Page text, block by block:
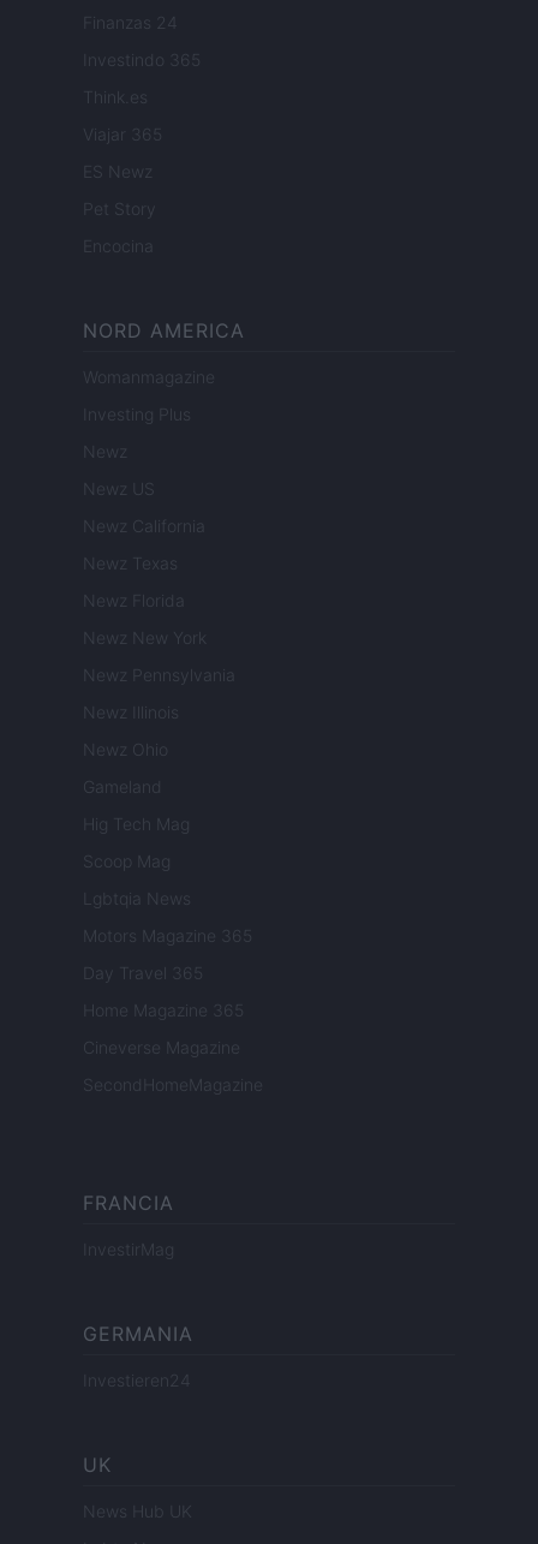
Finanzas 24
Investindo 365
Think.es
Viajar 365
ES Newz
Pet Story
Encocina
NORD AMERICA
Womanmagazine
Investing Plus
Newz
Newz US
Newz California
Newz Texas
Newz Florida
Newz New York
Newz Pennsylvania
Newz Illinois
Newz Ohio
Gameland
Hig Tech Mag
Scoop Mag
Lgbtqia News
Motors Magazine 365
Day Travel 365
Home Magazine 365
Cineverse Magazine
SecondHomeMagazine
FRANCIA
InvestirMag
GERMANIA
Investieren24
UK
News Hub UK